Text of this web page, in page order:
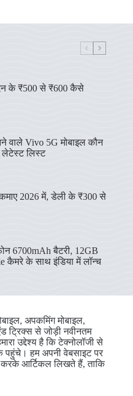
के ₹500 से ₹600 कैसे
वाले Vivo 5G मोबाइल कौन
लेटेस्ट लिस्ट
2026 में, डेली के ₹300 से
6700mAh बैटरी, 12GB
कैमरे के साथ इंडिया में लॉन्च
अपकमिंग मोबाइल,
ट्रिक्स से जोड़ी नवीनतम
उद्देश्य है कि टेक्नोलॉजी से
हम अपनी वेबसाइट पर
करके आर्टिकल लिखते हैं, ताकि